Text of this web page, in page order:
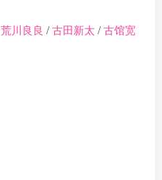
荒川良良 /古田新太 /古馆宽